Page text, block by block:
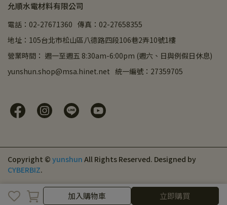
加入購物車
加入購物車 立即購買
允順水電材料有限公司
電話：02-27671360 傳真：02-27658355
地址：105台北市松山區八德路四段106巷2弄10號1樓
營業時間： 週一至週五 8:30am-6:00pm (週六、日與例假日休息)
yunshun.shop@msa.hinet.net 統一編號：27359705
Copyright © yunshun All Rights Reserved. Designed by
CYBERBIZ.